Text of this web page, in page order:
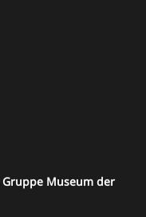
Gruppe Museum der